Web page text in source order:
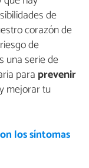
de
corazón de
de
una serie de
para prevenir
y mejorar tu
los síntomas